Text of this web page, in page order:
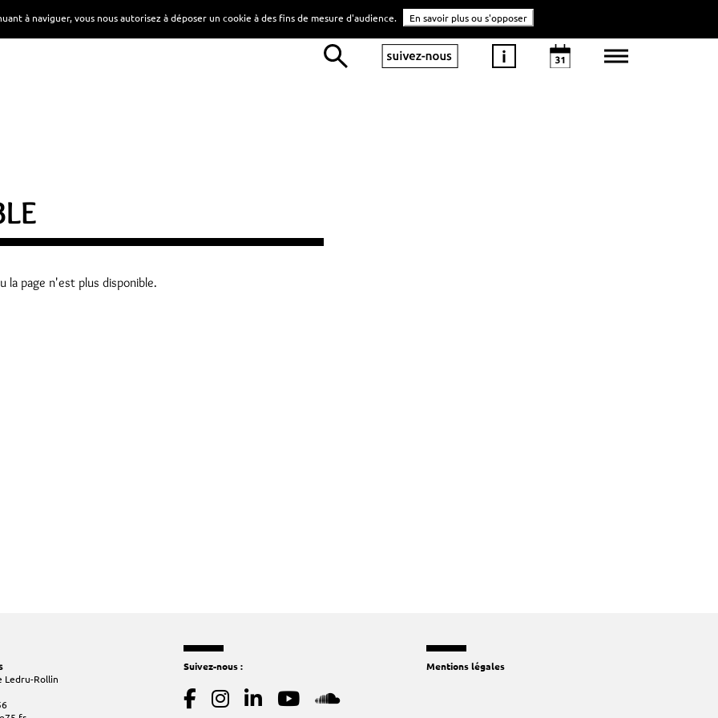
la page n'est plus disponible.
Ledru-Rollin
Suivez-nous : Mentions légales
à naviguer, vous nous autorisez à déposer un cookie à des fins de mesure d'audience. En savoir plus ou s'opposer